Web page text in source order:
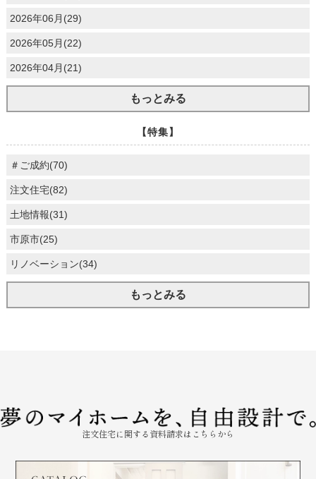
2026年06月(29)
2026年05月(22)
2026年04月(21)
もっとみる
【特集】
＃ご成約(70)
注文住宅(82)
土地情報(31)
市原市(25)
リノベーション(34)
もっとみる
注文住宅に関する資料請求はこちらから